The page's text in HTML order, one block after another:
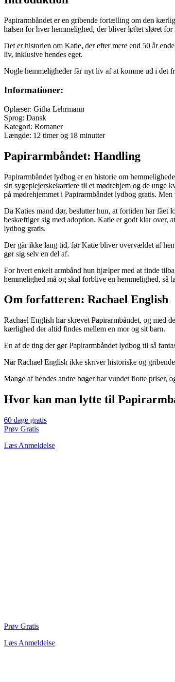
Papirarmbåndet er en gribende fortælling om den
halsen for hver hemmelighed, der bliver løftet sløret for
Det er historien om Katie, der efter mere end 50 år
liv, inklusive hendes eget.
Nogle hemmeligheder får nyt liv af at komme ud i det
Informationer:
Oplæser: Githa Lehrmann
Sprog: Dansk
Kategori: Romaner
Længde: 12 timer og 18 minutter
Papirarmbåndet: Handling
Papirarmbåndet lydbog er en historie om
sin sygeplejerskekarriere til et mødrehjem og de unge
på mødrehjemmet i Papirarmbåndet lydbog gratis.
Da Katies mand dør, beslutter hun, at fortiden har fået
beskæftiger sig med adoption. Katie er godt klar over,
lydbog gratis.
Der går ikke lang tid, før Katie bliver overvældet af
gør sig selv en del af.
For hvert enkelt armbånd hun hjælper med at finde
hemmelighed må og skal forblive en hemmelighed, så
Om forfatteren: Rachael English
Rachael English har skrevet Papirarmbåndet, og med
kærlighed der altid findes mellem en mor og sit barn.
En af de ting der gør Papirarmbåndet lydbog til så
Når Rachael English ikke skriver historiske og
Mange af hendes andre bøger har vundet flotte priser,
Hvor kan man lytte til
60 dage gratis
Prøv Gratis
Læs Anmeldelse
Prøv Gratis
Læs Anmeldelse